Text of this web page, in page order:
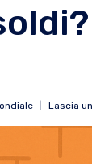
Lascia